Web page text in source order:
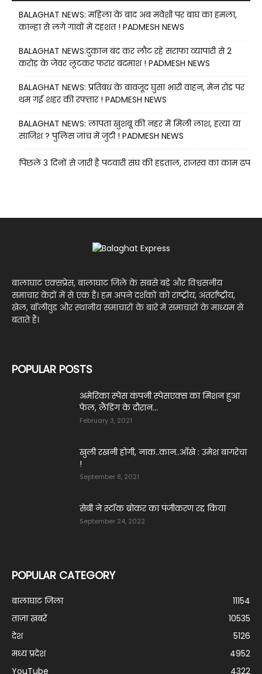
BALAGHAT NEWS: महिला के बाद अब मवेशी पर बाघ का हमला,
कान्हा से लगे गांवों में दहशत ! PADMESH NEWS
BALAGHAT NEWS:दुकान बंद कर लौट रहे सराफा व्यापारी से 2
करोड़ के जेवर लूटकर फरार बदमाश ! PADMESH NEWS
BALAGHAT NEWS: प्रतिबंध के बावजूद घुसा भारी वाहन, मेन रोड पर
थम गई शहर की रफ्तार ! PADMESH NEWS
BALAGHAT NEWS: लापता खुशबू की नहर में मिली लाश, हत्या या
साजिश ? पुलिस जांच में जुटी ! PADMESH NEWS
पिछले 3 दिनों से जारी है पटवारी संघ की हड़ताल, राजस्व का काम ढप
बालाघाट एक्सप्रेस, बालाघाट जिले के सबसे बड़े और विश्वसनीय
समाचार केंद्रों में से एक है। हम अपने दर्शकों को राष्ट्रीय, अंतर्राष्ट्रीय,
खेल, बॉलीवुड और स्थानीय समाचारों के बारे में समाचारों के माध्यम से
बताते हैं।
POPULAR POSTS
अमेरिका स्पेस कंपनी स्पेसएक्स का मिशन हुआ
फेल, लैंडिंग के दौरान...
February 3, 2021
खुली रखनी होगी, नाक..कान..आँखे : उमेश बागरेचा
!
September 8, 2021
सेबी ने स्टॉक ब्रोकर का पंजीकरण रद्द किया
September 24, 2022
POPULAR CATEGORY
बालाघाट जिला
11154
ताज़ा ख़बरें
10535
देश
5126
मध्य प्रदेश
4952
YouTube
4322